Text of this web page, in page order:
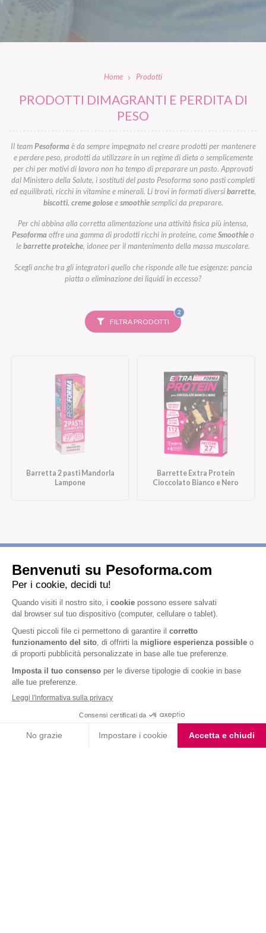
Home Prodotti
PRODOTTI DIMAGRANTI E PERDITA DI
PESO
Il teamPesoformaè da sempre impegnato nel creare prodotti per mantenere
e perdere peso, prodotti da utilizzare in un regime di dieta o semplicemente
per chi per motivi di lavoro non ha tempo di preparare un pasto. Approvati
dal Ministero della Salute, i sostituti del pasto Pesoforma sono pasti completi
ed equilibrati, ricchi in vitamine e minerali. Li trovi in formati diversibarrette,
biscotti, creme goloseesmoothiesemplici da preparare.
Per chi abbina alla corretta alimentazione una attività fisica più intensa,
Pesoformaoffre una gamma di prodotti ricchi in proteine, comeSmoothieo
lebarrette proteiche, idonee per il mantenimento della massa muscolare.
Scegli anche tra gli integratori quello che risponde alle tue esigenze: pancia
piatta o eliminazione dei liquidi in eccesso?
FILTRA PRODOTTI
2FILTRI
SELEZIONATI
Barretta 2 pasti Mandorla
Lampone
Barrette Extra Protein
Cioccolato Bianco e Nero
Iscriviti alla newsletter
informativa privacy
, acconsento all'iscrizione alla newsletter
periodica di Nutrition et Santé
Nutrition & Sante' Italia Spa